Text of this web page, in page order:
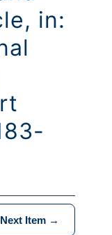
in:
Next Item →